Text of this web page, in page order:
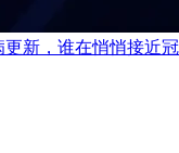
更新，谁在悄悄接近冠